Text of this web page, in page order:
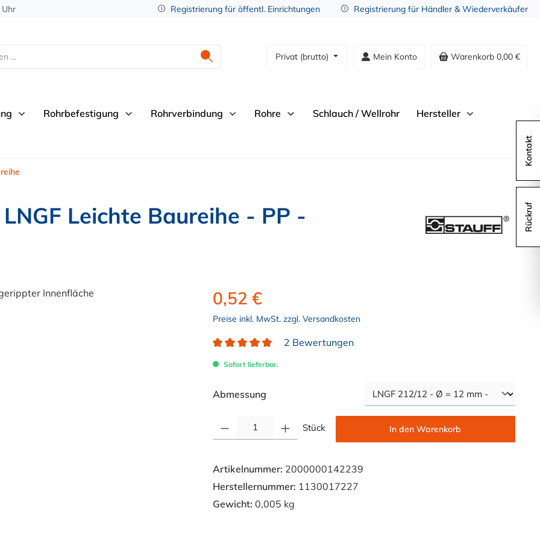
Registrierung für öffentl. Einrichtungen Registrierung für Händler & Wiederverkäufer
Privat (brutto) Mein Konto Warenkorb 0,00 €
Rohrbefestigung Rohrverbindung Rohre Schlauch / Wellrohr Hersteller
Leichte Baureihe - PP -
0,52 €
Preise inkl. MwSt. zzgl. Versandkosten
2 Bewertungen
Sofort lieferbar.
Abmessungauswählen
Stück In den Warenkorb
Artikelnummer: 2000000142239
Herstellernummer: 1130017227
Gewicht: 0,005 kg
Kontakt
Rückruf